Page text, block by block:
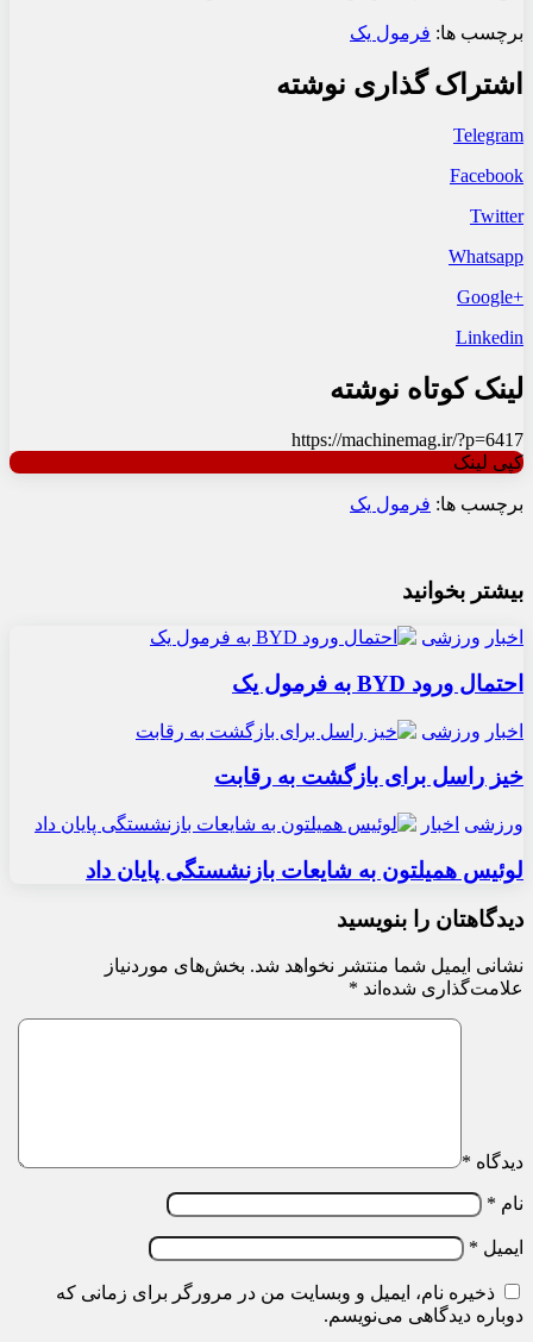
برچسب ها: فرمول یک
اشتراک گذاری نوشته
Telegram
Facebook
Twitter
Whatsapp
+Google
Linkedin
لینک کوتاه نوشته
https://machinemag.ir/?p=6417
کپی لینک
برچسب ها: فرمول یک
بیشتر بخوانید
اخبار ورزشی
احتمال ورود BYD به فرمول یک
اخبار ورزشی
خیز راسل برای بازگشت به رقابت
ورزشی اخبار
لوئیس همیلتون به شایعات بازنشستگی پایان داد
دیدگاهتان را بنویسید
نشانی ایمیل شما منتشر نخواهد شد. بخش‌های موردنیاز
علامت‌گذاری شده‌اند *
دیدگاه *
نام *
ایمیل *
ذخیره نام، ایمیل و وبسایت من در مرورگر برای زمانی که
دوباره دیدگاهی می‌نویسم.